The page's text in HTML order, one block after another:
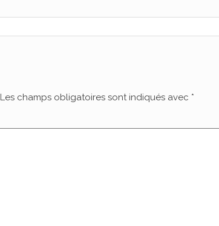
Les champs obligatoires sont indiqués avec *